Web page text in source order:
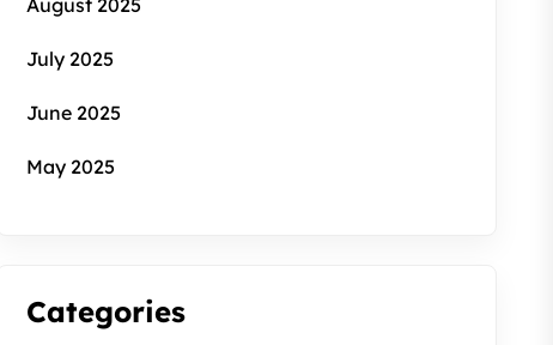
August 2025
July 2025
June 2025
May 2025
Categories